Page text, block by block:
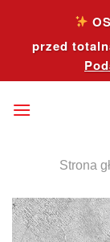
contentprzed
Strona